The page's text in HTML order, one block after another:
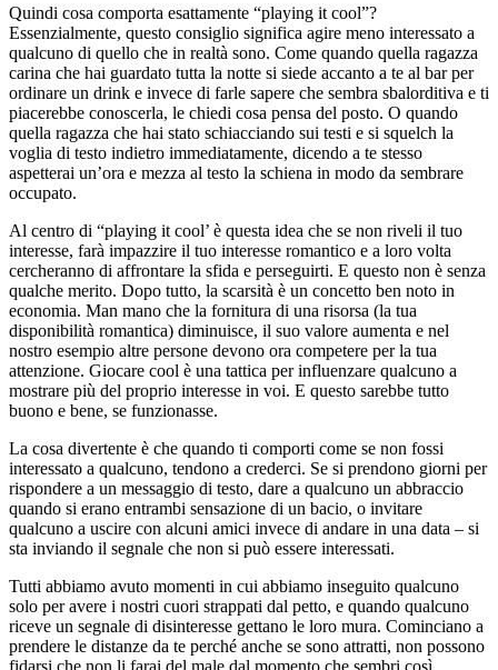
Quindi cosa comporta esattamente “playing it cool”?
Essenzialmente, questo consiglio significa agire meno interessato a
qualcuno di quello che in realtà sono. Come quando quella ragazza
carina che hai guardato tutta la notte si siede accanto a te al bar per
ordinare un drink e invece di farle sapere che sembra sbalorditiva e ti
piacerebbe conoscerla, le chiedi cosa pensa del posto. O quando
quella ragazza che hai stato schiacciando sui testi e si squelch la
voglia di testo indietro immediatamente, dicendo a te stesso
aspetterai un’ora e mezza al testo la schiena in modo da sembrare
occupato.
Al centro di “playing it cool’ è questa idea che se non riveli il tuo
interesse, farà impazzire il tuo interesse romantico e a loro volta
cercheranno di affrontare la sfida e perseguirti. E questo non è senza
qualche merito. Dopo tutto, la scarsità è un concetto ben noto in
economia. Man mano che la fornitura di una risorsa (la tua
disponibilità romantica) diminuisce, il suo valore aumenta e nel
nostro esempio altre persone devono ora competere per la tua
attenzione. Giocare cool è una tattica per influenzare qualcuno a
mostrare più del proprio interesse in voi. E questo sarebbe tutto
buono e bene, se funzionasse.
La cosa divertente è che quando ti comporti come se non fossi
interessato a qualcuno, tendono a crederci. Se si prendono giorni per
rispondere a un messaggio di testo, dare a qualcuno un abbraccio
quando si erano entrambi sensazione di un bacio, o invitare
qualcuno a uscire con alcuni amici invece di andare in una data – si
sta inviando il segnale che non si può essere interessati.
Tutti abbiamo avuto momenti in cui abbiamo inseguito qualcuno
solo per avere i nostri cuori strappati dal petto, e quando qualcuno
riceve un segnale di disinteresse gettano le loro mura. Cominciano a
prendere le distanze da te perché anche se sono attratti, non possono
fidarsi che non li farai del male dal momento che sembri così